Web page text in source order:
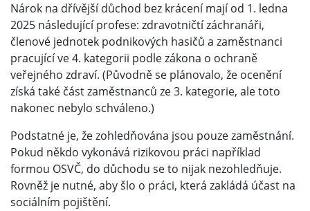
Nárok na dřívější důchod bez krácení mají od 1. ledna
2025 následující profese: zdravotničtí záchranáři,
členové jednotek podnikových hasičů a zaměstnanci
pracující ve 4. kategorii podle zákona o ochraně
veřejného zdraví. (Původně se plánovalo, že ocenění
získá také část zaměstnanců ze 3. kategorie, ale toto
nakonec nebylo schváleno.)
Podstatné je, že zohledňována jsou pouze zaměstnání.
Pokud někdo vykonává rizikovou práci například
formou OSVČ, do důchodu se to nijak nezohledňuje.
Rovněž je nutné, aby šlo o práci, která zakládá účast na
sociálním pojištění.